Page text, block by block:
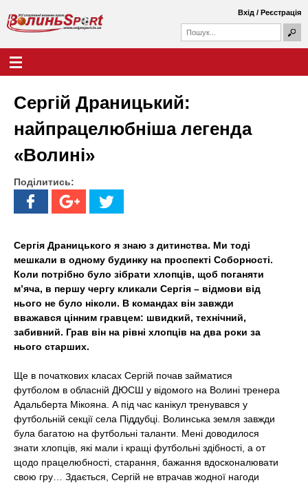
вмісту
В
л
и
н
ь
S
p
o
о
у
о
а
о
ш
Вхід / Реєстрація
Сергій Драницький:
найпрацелюбніша легенда
«Волині»
Поділитись:
Сергія Драницького я знаю з дитинства. Ми тоді
мешкали в одному будинку на проспекті Соборності.
Коли потрібно було зібрати хлопців, щоб поганяти
м’яча, в першу чергу кликали Сергія – відмови від
нього не було ніколи. В командах він завжди
вважався цінним гравцем: швидкий, технічний,
забивний. Грав він на рівні хлопців на два роки за
нього старших.
Ще в початкових класах Сергій почав займатися
футболом в обласній ДЮСШ у відомого на Волині тренера
Адальберта Мікояна. А під час канікул тренувався у
футбольній секції села Піддубці. Волинська земля завжди
була багатою на футбольні таланти. Мені доводилося
знати хлопців, які мали і кращі футбольні здібності, а от
щодо працелюбності, старання, бажання вдосконалювати
свою гру… Здається, Сергій не втрачав жодної нагоди